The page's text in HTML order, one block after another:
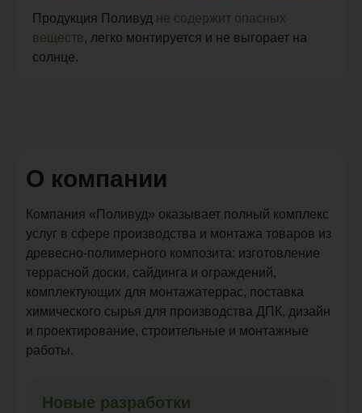
Продукция Поливуд не содержит опасных
веществ, легко монтируется и не выгорает на
солнце.
О компании
Компания «Поливуд» оказывает полный комплекс
услуг в сфере производства и монтажа товаров из
древесно-полимерного композита: изготовление
террасной доски, сайдинга и ограждений,
комплектующих для монтажатеррас, поставка
химического сырья для производства ДПК, дизайн
и проектирование, строительные и монтажные
работы.
Новые разработки